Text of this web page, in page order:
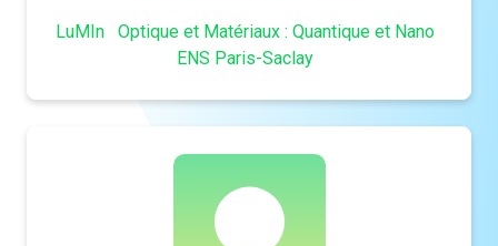
LuMIn
Optique et Matériaux : Quantique et Nano
ENS Paris-Saclay